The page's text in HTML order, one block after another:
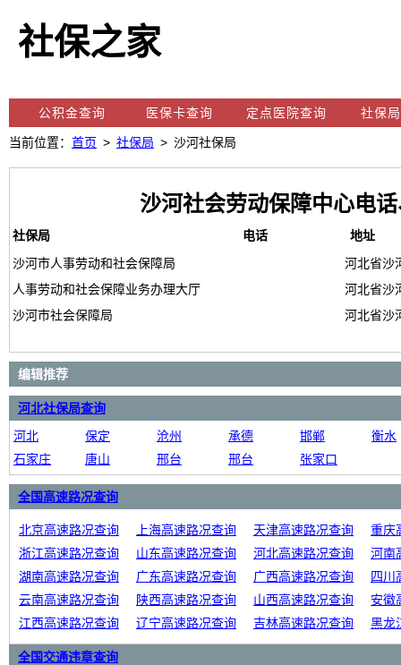
社保之家
公积金查询 医保卡查询 定点医院查询 社保
当前位置： 首页 > 社保局 > 沙河社保局
沙河社会劳动保障中心电
社保局 电话
地址
沙河市人事劳动和社会保障局
河北省沙
人事劳动和社会保障业务办理大厅
河北省沙
沙河市社会保障局
河北省沙
编辑推荐
河北社保局查询
河北
保定 沧州 承德 邯郸
衡水
石家庄
唐山 邢台 邢台 张家口
全国高速路况查询
北京高速路况查询 上海高速路况查询 天津高速路况查询
重庆
浙江高速路况查询
山东高速路况查询 河北高速路况查询
河南
湖南高速路况查询
广东高速路况查询 广西高速路况查询
四川
云南高速路况查询
陕西高速路况查询 山西高速路况查询
安徽
江西高速路况查询
辽宁高速路况查询 吉林高速路况查询 黑龙
全国交通违章查询